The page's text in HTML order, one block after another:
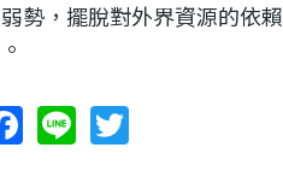
勢，擺脫對外界資源的依
F
ac
Li
n